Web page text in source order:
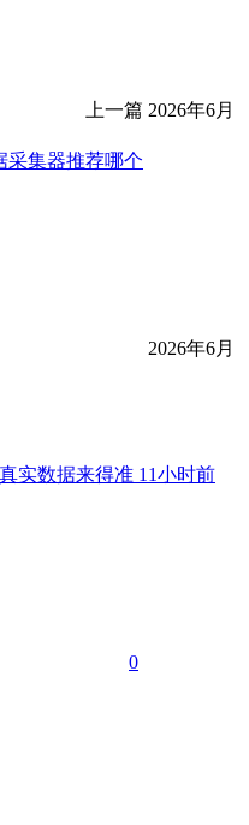
上一篇 2026年6月
采集器推荐哪个
2026年6月
实数据来得准 11小时前
0